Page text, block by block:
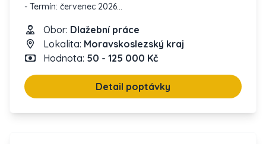
- Termín: červenec 2026
Chci vybudovat dlážděnou terasu pro venkovní
posezení. Potřebuji spolehlivého dodavatele s
představu v realitu, ozvěte se! ☎️
Děkuji a těším se na naši dohodu!
Obor: Dlažební práce
Lokalita: Moravskoslezský kraj
Hodnota: 50 - 125 000 Kč
Detail poptávky